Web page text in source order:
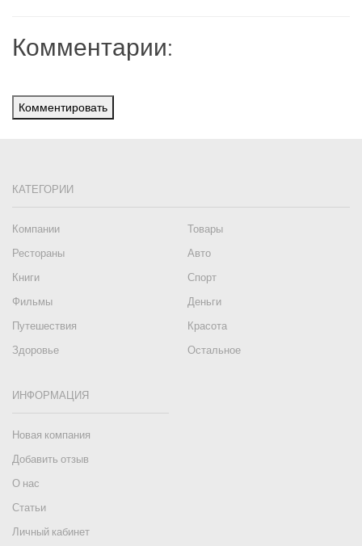
Комментарии:
Комментировать
КАТЕГОРИИ
Компании
Товары
Рестораны
Авто
Книги
Спорт
Фильмы
Деньги
Путешествия
Красота
Здоровье
Остальное
ИНФОРМАЦИЯ
Новая компания
Добавить отзыв
О нас
Статьи
Личный кабинет